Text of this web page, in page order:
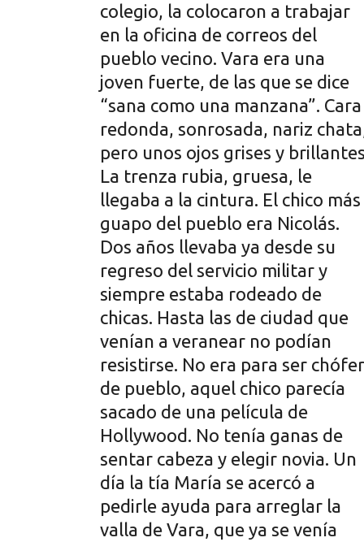
colegio, la colocaron a trabajar
en la oficina de correos del
pueblo vecino. Vara era una
joven fuerte, de las que se dice
“sana como una manzana”. Cara
redonda, sonrosada, nariz
pero unos ojos grises y
La trenza rubia, gruesa, le
llegaba a la cintura. El chico más
guapo del pueblo era Nicolás.
Dos años llevaba ya desde su
regreso del servicio militar y
siempre estaba rodeado de
chicas. Hasta las de ciudad que
venían a veranear no podían
resistirse. No era para ser chófer
de pueblo, aquel chico parecía
sacado de una película de
Hollywood. No tenía ganas de
sentar cabeza y elegir novia. Un
día la tía María se acercó a
pedirle ayuda para arreglar la
valla de Vara, que ya se venía